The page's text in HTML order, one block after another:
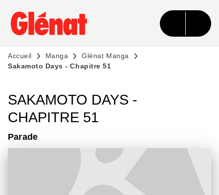
MENU RECHERCHE CONTENU
PIED DE PAGE
Accueil Manga
Glénat Manga
Sakamoto Days - Chapitre 51
SAKAMOTO DAYS -
CHAPITRE 51
Parade